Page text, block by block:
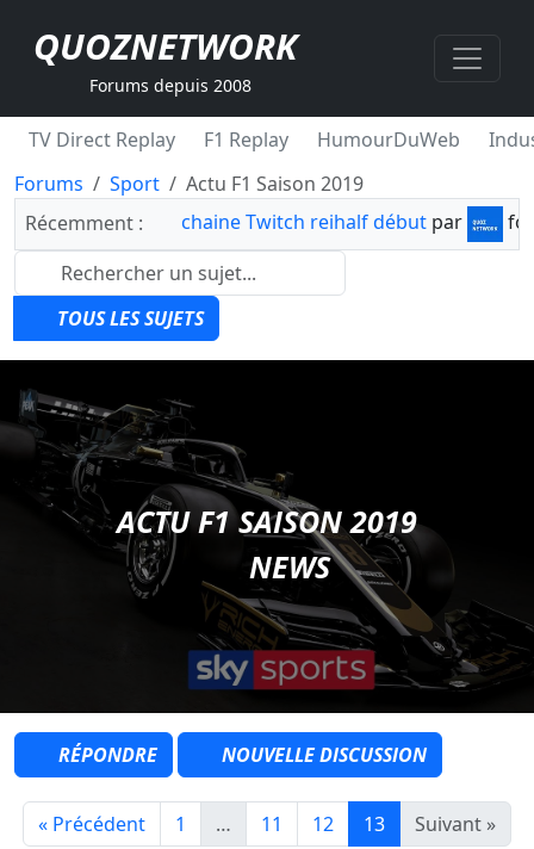
QUOZNETWORK
Forums depuis 2008
TV Direct Replay F1 Replay HumourDuWeb
Forums
Sport
Actu F1 Saison 2019
Récemment :
chaine Twitch reihalf début par
TOUS LES SUJETS
ACTU F1 SAISON 2019
NEWS
RÉPONDRE NOUVELLE DISCUSSION
« Précédent 1 … 11 12 13 Suivant »